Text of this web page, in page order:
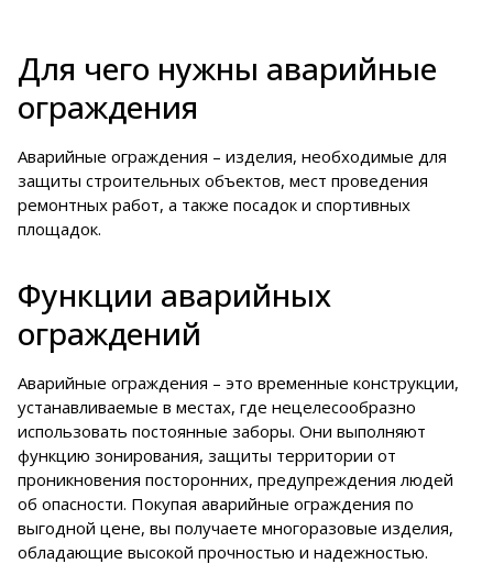
Для чего нужны аварийные
ограждения
Аварийные ограждения – изделия, необходимые для
защиты строительных объектов, мест проведения
ремонтных работ, а также посадок и спортивных
площадок.
Функции аварийных
ограждений
Аварийные ограждения – это временные конструкции,
устанавливаемые в местах, где нецелесообразно
использовать постоянные заборы. Они выполняют
функцию зонирования, защиты территории от
проникновения посторонних, предупреждения людей
об опасности. Покупая аварийные ограждения по
выгодной цене, вы получаете многоразовые изделия,
обладающие высокой прочностью и надежностью.